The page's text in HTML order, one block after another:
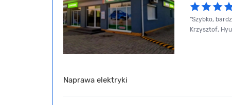
"Szybko,
Krzysztof,
Naprawa elektryki